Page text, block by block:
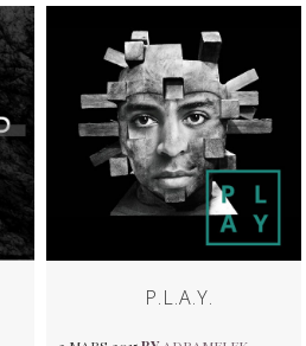
P.L.A.Y.